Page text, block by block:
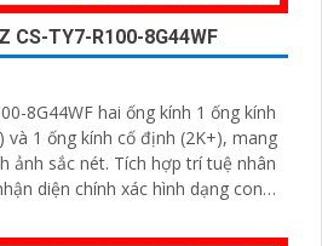
CS-TY7-R100-8G44WF
8G44WF hai ống kính 1 ống kính
và 1 ống kính cố định (2K+), mang
hợp trí tuệ nhân
diện chính xác hình dạng con